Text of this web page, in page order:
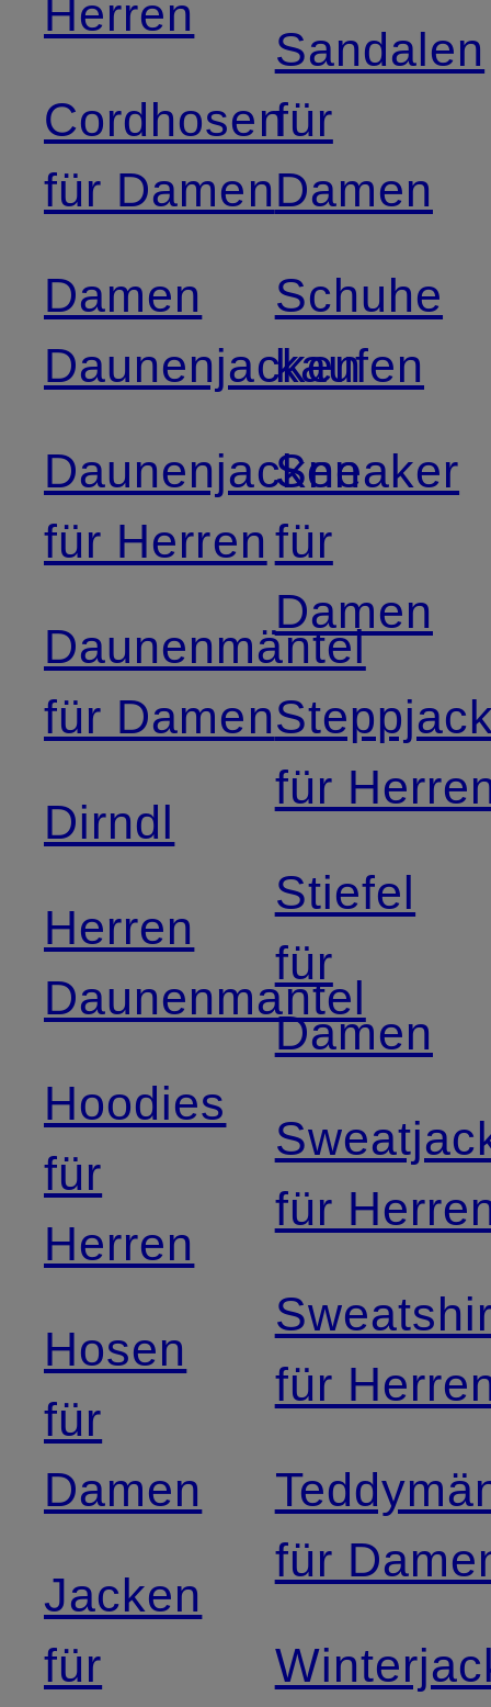
Herren
Cordhosen
für Damen
Damen
Daunenjacken
Daunenjacken
für Herren
Daunenmäntel
für Damen
Dirndl
Herren
Daunenmantel
Hoodies
für
Herren
Hosen
für
Damen
Jacken
für
Sandalen
für
Damen
Schuhe
kaufen
Sneaker
für
Damen
für
Stiefel
für
Damen
für
für
für